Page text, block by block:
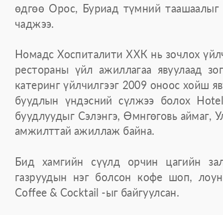
өдгөө Орос, Буриад түмний
чаджээ.
Номадс Хоспиталити ХХК нь зочлох
рестораны үйл ажиллагаа явуулаад
катеринг үйлчилгээг 2009 оноос хойш
буудлын үндэсний сүлжээ болох
буудлуудыг Сэлэнгэ, Өмнгөговь аймаг,
амжилттай ажиллаж байна.
Бид хамгийн сүүлд орчин цагийн
газруудын нэг болсон кофе шоп,
Coffee & Cocktail -ыг байгуулсан.